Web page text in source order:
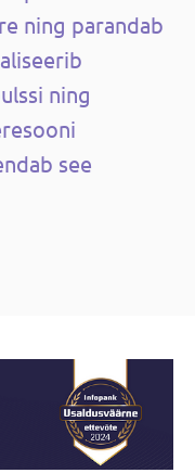
ning parandab
ning
see